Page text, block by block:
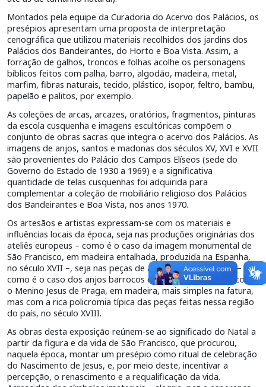
Montados pela equipe da Curadoria do Acervo dos Palácios, os
presépios apresentam uma proposta de interpretação
cenográfica que utilizou materiais recolhidos dos jardins dos
Palácios dos Bandeirantes, do Horto e Boa Vista. Assim, a
forração de galhos, troncos e folhas acolhe os personagens
bíblicos feitos com palha, barro, algodão, madeira, metal,
marfim, fibras naturais, tecido, plástico, isopor, feltro, bambu,
papelão e palitos, por exemplo.
As coleções de arcas, arcazes, oratórios, fragmentos, pinturas
da escola cusquenha e imagens escultóricas compõem o
conjunto de obras sacras que integra o acervo dos Palácios. As
imagens de anjos, santos e madonas dos séculos XV, XVI e XVII
são provenientes do Palácio dos Campos Elíseos (sede do
Governo do Estado de 1930 a 1969) e a significativa
quantidade de telas cusquenhas foi adquirida para
complementar a coleção de mobiliário religioso dos Palácios
dos Bandeirantes e Boa Vista, nos anos 1970.
Os artesãos e artistas expressam-se com os materiais e
influências locais da época, seja nas produções originárias dos
ateliês europeus – como é o caso da imagem monumental de
São Francisco, em madeira entalhada, produzida na Espanha,
no século XVII –, seja nas peças de arte colonial brasileira –
como é o caso dos anjos barrocos e do oratório mineiro com
o Menino Jesus de Praga, em madeira, mais simples na fatura,
mas com a rica policromia típica das peças feitas nessa região
do país, no século XVIII.
As obras desta exposição reúnem-se ao significado do Natal a
partir da figura e da vida de São Francisco, que procurou,
naquela época, montar um presépio como ritual de celebração
do Nascimento de Jesus, e, por meio deste, incentivar a
percepção, o renascimento e a requalificação da vida.